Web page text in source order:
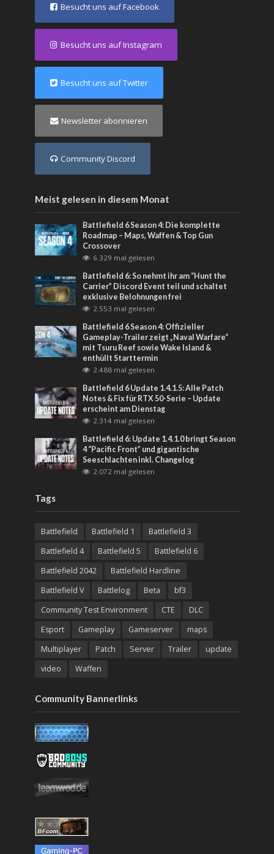
Besucht uns auf Facebook
Besucht uns auf Instagram
Besucht uns auf Twitter
Newsletter abonnieren
Community Discord
Meist gelesen in diesem Monat
Battlefield 6 Season 4: Die komplette
Roadmap – Maps, Waffen & Top Gun
Crossover
6.329 mal gelesen
Battlefield 6: So nehmt ihr am “Hunt the
Carrier” Discord Event teil und schaltet
exklusive Belohnungen frei
2.553 mal gelesen
Battlefield 6 Season 4: Offizieller
Gameplay-Trailer zeigt „Naval Warfare“
mit Tsuru Reef sowie Wake Island &
enthüllt Starttermin
2.488 mal gelesen
Battlefield 6 Update 1.4.1.5: Alle Patch
Notes & Fix für RTX 50-Serie – Update
erscheint am Dienstag
2.314 mal gelesen
Battlefield 6: Update 1.4.1.0 bringt Season
4 “Pacific Front” und gigantische
Seeschlachten inkl. Changelog
2.072 mal gelesen
Tags
Battlefield Battlefield 1
Battlefield 3
Battlefield 4
Battlefield 5
Battlefield 6
Battlefield 2042
Battlefield Hardline
Battlefield V
Battlelog Beta
bf3
Community Test Environment
CTE
DLC
Esport
Gameplay Gameserver
maps
Multiplayer
Patch Server Trailer
update
video
Waffen
Community Bannerlinks